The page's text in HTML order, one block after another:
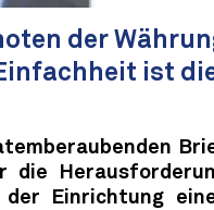
der
ist
Einrichtung